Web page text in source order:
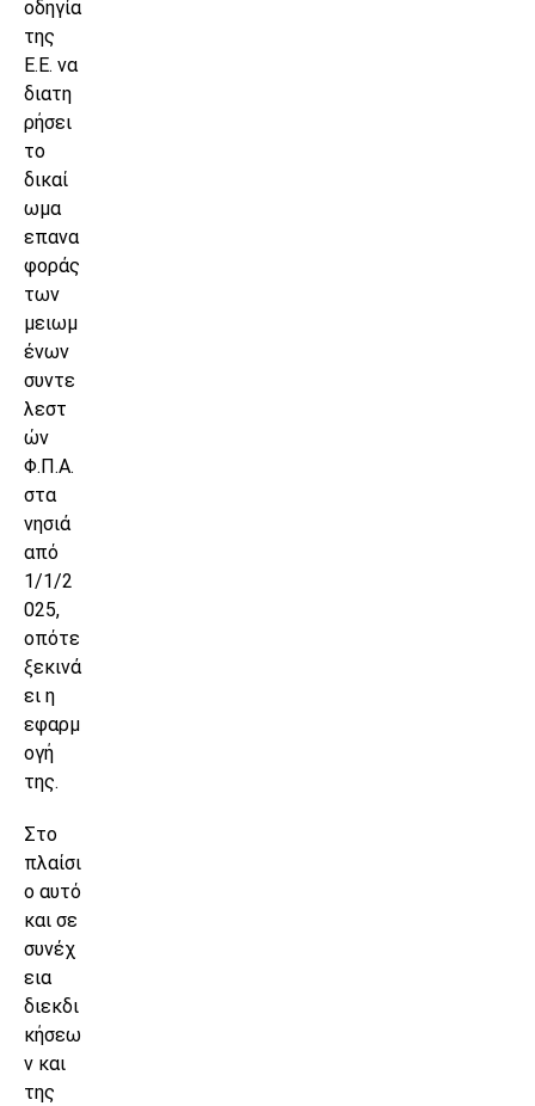
οδηγία
της
Ε.Ε. να
διατη
ρήσει
το
δικαί
ωμα
επανα
φοράς
των
μειωμ
ένων
συντε
λεστ
ών
Φ.Π.Α.
στα
νησιά
από
1/1/2
025,
οπότε
ξεκινά
ει η
εφαρμ
ογή
της.
Στο
πλαίσι
ο αυτό
και σε
συνέχ
εια
διεκδι
κήσεω
ν και
της